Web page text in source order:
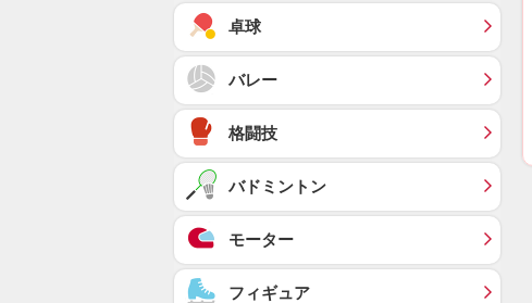
卓球
バレー
格闘技
バドミントン
モーター
フィギュア